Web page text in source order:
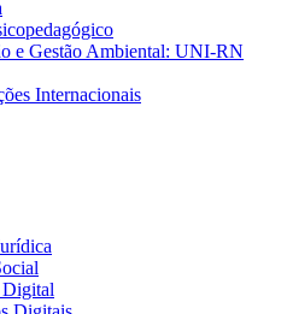
e Gestão Ambiental: UNI-RN
Internacionais